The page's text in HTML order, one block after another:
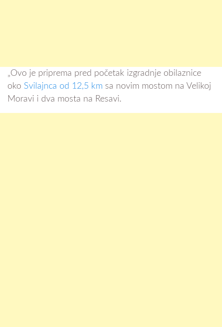
„Ovo je priprema pred početak izgradnje obilaznice
oko Svilajnca od 12,5 km sa novim mostom na Velikoj
Moravi i dva mosta na Resavi.